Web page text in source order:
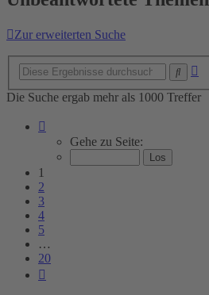
Zur erweiterten Suche
Die Suche ergab mehr als 1000 Treffer
von
Gehe zu Seite:
1
2
3
4
5
…
20